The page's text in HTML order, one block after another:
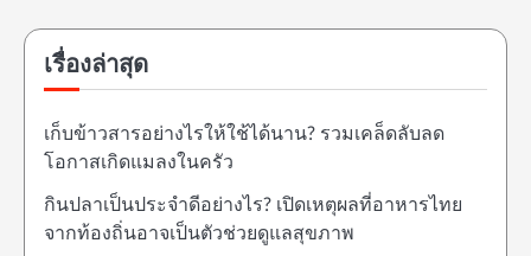
เรื่องล่าสุด
เก็บข้าวสารอย่างไรให้ใช้ได้นาน? รวมเคล็ดลับลด
โอกาสเกิดแมลงในครัว
กินปลาเป็นประจำดีอย่างไร? เปิดเหตุผลที่อาหารไทย
จากท้องถิ่นอาจเป็นตัวช่วยดูแลสุขภาพ